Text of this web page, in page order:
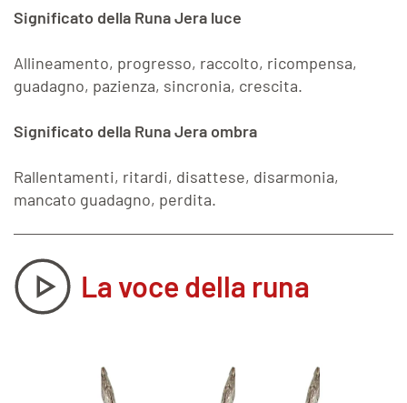
Significato della Runa Jera luce
Allineamento, progresso, raccolto, ricompensa,
guadagno, pazienza, sincronia, crescita.
Significato della Runa Jera ombra
Rallentamenti, ritardi, disattese, disarmonia,
mancato guadagno, perdita.
La voce della runa